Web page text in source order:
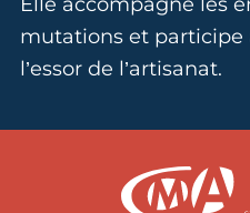
mutations et participe
l’essor de l’artisanat.